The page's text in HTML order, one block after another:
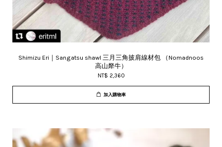
Shimizu Eri｜Sangatsu shawl 三月三角披肩線材包 （Nomadnoos
高山犛牛）
NT$ 2,360
加入購物車